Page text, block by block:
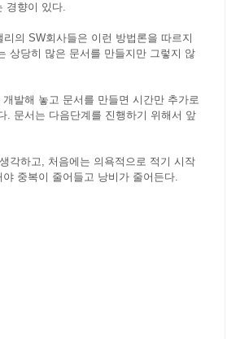
경향이 있다.
의 SW회사들은 이런 방법론을 따르지
상당히 많은 문서를 만들지만 그렇지 않
발해 놓고 문서를 만들면 시간만 추가로
. 문서는 다음단계를 진행하기 위해서 앞
각하고, 처음에는 의욕적으로 적기 시작
중복이 줄어들고 낭비가 줄어든다.